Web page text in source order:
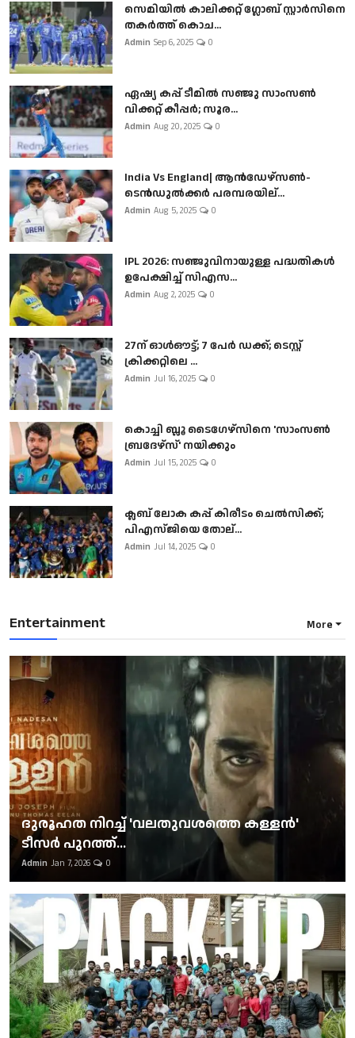
സെമിയിൽ കാലിക്കറ്റ് ഗ്ലോബ് സ്റ്റാർസിനെ
തകർത്ത് കൊച...
Admin Sep 6, 2025 0
ഏഷ്യ കപ്പ് ടീമിൽ സഞ്ജു സാംസൺ
വിക്കറ്റ് കീപ്പർ; സൂര...
Admin Aug 20, 2025 0
India Vs England| ആൻഡേഴ്സൺ-
ടെൻഡുല്‍ക്കർ പരമ്പരയില്...
Admin Aug 5, 2025 0
IPL 2026: സഞ്ജുവിനായുള്ള പദ്ധതികൾ
ഉപേക്ഷിച്ച് സിഎസ...
Admin Aug 2, 2025 0
27ന് ഓൾഔട്ട്; 7 പേർ ഡക്ക്; ടെസ്റ്റ്
ക്രിക്കറ്റിലെ ...
Admin Jul 16, 2025 0
കൊച്ചി ബ്ലൂ ടൈഗേഴ്സിനെ 'സാംസൺ
ബ്രദേഴ്സ്' നയിക്കും
Admin Jul 15, 2025 0
ക്ലബ് ലോക കപ്പ് കിരീടം ചെല്‍സിക്ക്;
പിഎസ്ജിയെ തോല്...
Admin Jul 14, 2025 0
Entertainment More
ദുരൂഹത നിറച്ച് 'വലതുവശത്തെ കള്ളന്‍'
ടീസര്‍ പുറത്ത്...
Admin Jan 7, 2026 0